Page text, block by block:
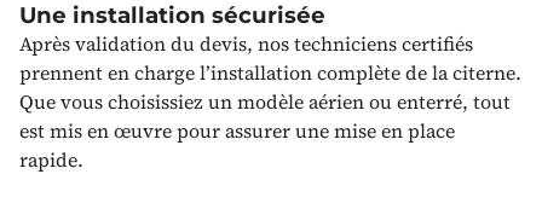
Une installation sécurisée
Après validation du devis, nos techniciens certifiés
prennent en charge l’installation complète de la citerne.
Que vous choisissiez un modèle aérien ou enterré, tout
est mis en œuvre pour assurer une mise en place
rapide.